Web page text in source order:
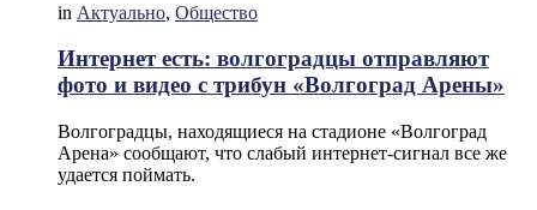
in Актуально, Общество
Интернет есть: волгоградцы отправляют
фото и видео с трибун «Волгоград Арены»
Волгоградцы, находящиеся на стадионе «Волгоград
Арена» сообщают, что слабый интернет-сигнал все же
удается поймать.